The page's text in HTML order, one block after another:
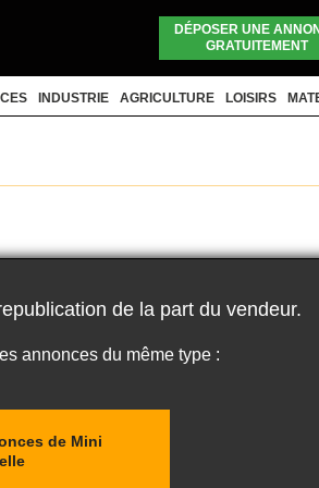
DÉPOSER UNE
GRATUITEMENT
INDUSTRIE AGRICULTURE LOISIRS
de la part du vendeur.
annonces du même type :
de Mini